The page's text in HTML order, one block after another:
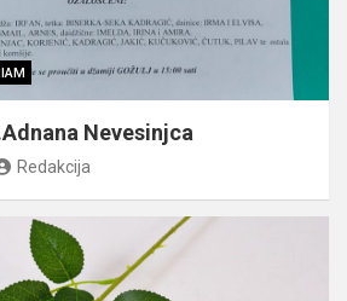
Nevesinjca
Redakcija